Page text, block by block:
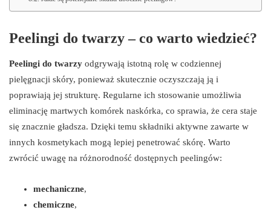
Peelingi do twarzy – co warto wiedzieć?
Peelingi do twarzy odgrywają istotną rolę w codziennej
pielęgnacji skóry, ponieważ skutecznie oczyszczają ją i
poprawiają jej strukturę. Regularne ich stosowanie umożliwia
eliminację martwych komórek naskórka, co sprawia, że cera staje
się znacznie gładsza. Dzięki temu składniki aktywne zawarte w
innych kosmetykach mogą lepiej penetrować skórę. Warto
zwrócić uwagę na różnorodność dostępnych peelingów:
mechaniczne,
chemiczne,